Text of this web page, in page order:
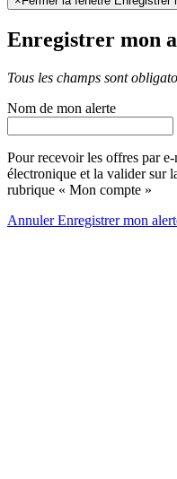
Enregistrer mon
Tous les champs sont
Nom de mon alerte
Pour recevoir les offres par
électronique et la valider sur
rubrique « Mon compte »
AnnulerEnregistrer mon